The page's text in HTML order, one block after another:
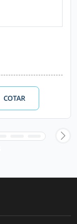
COTAR